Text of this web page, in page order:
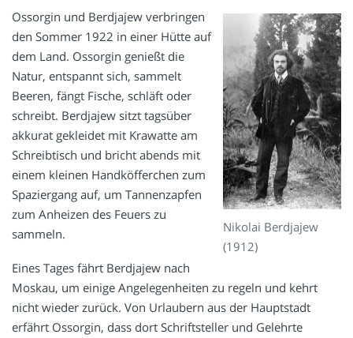
Nikolai Berdjajew
(1912)
Ossorgin und Berdjajew verbringen
den Sommer 1922 in einer Hütte auf
dem Land. Ossorgin genießt die
Natur, entspannt sich, sammelt
Beeren, fängt Fische, schläft oder
schreibt. Berdjajew sitzt tagsüber
akkurat gekleidet mit Krawatte am
Schreibtisch und bricht abends mit
einem kleinen Handköfferchen zum
Spaziergang auf, um Tannenzapfen
zum Anheizen des Feuers zu
sammeln.
Eines Tages fährt Berdjajew nach
Moskau, um einige Angelegenheiten zu regeln und kehrt
nicht wieder zurück. Von Urlaubern aus der Hauptstadt
erfährt Ossorgin, dass dort Schriftsteller und Gelehrte